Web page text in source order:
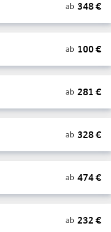
ab 348€
ab 100€
ab 281 €
ab 328€
ab 474€
ab 232 €